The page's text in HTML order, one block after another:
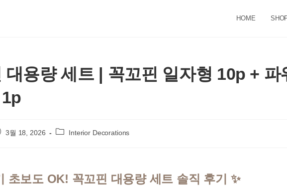
HOME
대용량 세트 | 꼭꼬핀 일자형 10p +
3월 18, 2026
Post Interior Decorations
초보도 OK! 꼭꼬핀 대용량 세트 솔직 후기 ✨